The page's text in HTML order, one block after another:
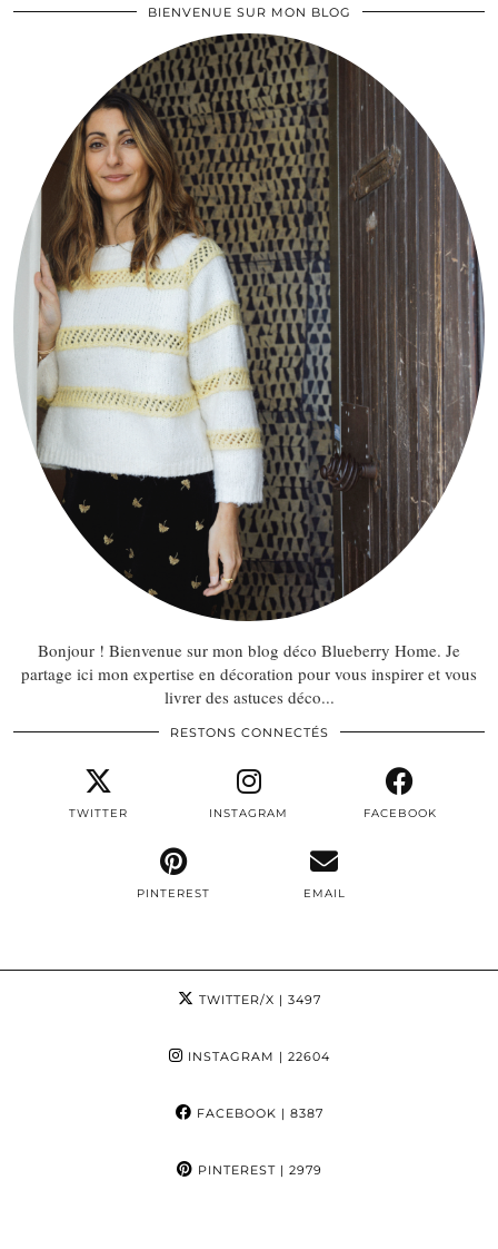
BIENVENUE SUR MON BLOG
Bonjour ! Bienvenue sur mon blog déco Blueberry Home. Je
partage ici mon expertise en décoration pour vous inspirer et vous
livrer des astuces déco...
RESTONS CONNECTÉS
TWITTER INSTAGRAM FACEBOOK
PINTEREST EMAIL
TWITTER/X | 3497
INSTAGRAM | 22604
FACEBOOK | 8387
PINTEREST| 2979